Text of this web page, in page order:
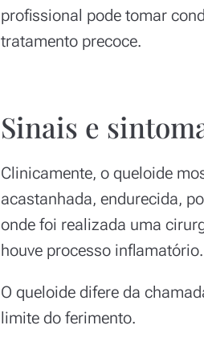
profissional pode tomar
tratamento precoce.
Sinais e
Clinicamente, o queloide
acastanhada, endurecida,
onde foi realizada uma
houve processo
O queloide difere da
limite do ferimento.